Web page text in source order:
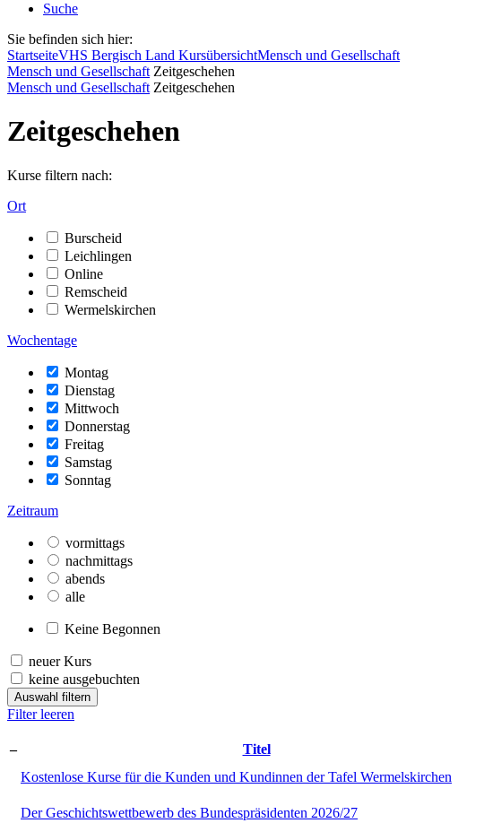
Suche
Sie befinden sich hier:
StartseiteVHS Bergisch Land KursübersichtMensch und Gesellschaft
Mensch und Gesellschaft Zeitgeschehen
Mensch und Gesellschaft Zeitgeschehen
Zeitgeschehen
Kurse filtern nach:
Ort
Burscheid
Leichlingen
Online
Remscheid
Wermelskirchen
Wochentage
Montag
Dienstag
Mittwoch
Donnerstag
Freitag
Samstag
Sonntag
Zeitraum
vormittags
nachmittags
abends
alle
Keine Begonnen
neuer Kurs
keine ausgebuchten
Auswahl filtern
Filter leeren
– Titel
Kostenlose Kurse für die Kunden und Kundinnen der Tafel Wermelskirchen
Der Geschichtswettbewerb des Bundespräsidenten 2026/27